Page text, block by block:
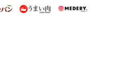
し うまいパン うまい肉